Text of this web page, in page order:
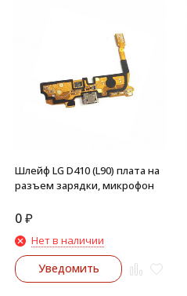
Шлейф LG D410 (L90) плата на
разъем зарядки, микрофон
0₽
Нет в наличии
Уведомить